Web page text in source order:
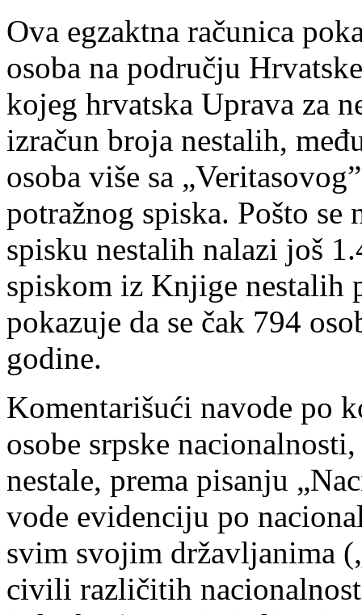
Ova egzaktna računica
osoba na području
kojeg hrvatska Uprava za
izračun broja nestalih,
osoba više sa
potražnog spiska. Pošto se
spisku nestalih nalazi još
spiskom iz Knjige nestalih
pokazuje da se čak 794
godine.
Komentarišući navode po
osobe srpske
nestale, prema pisanju
vode evidenciju po
svim svojim državljanima
civili različitih